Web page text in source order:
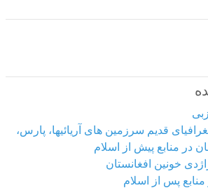
قدیم سرزمین های آریائیها، پارس،
در منابع پیش از اسلام
خونین افغانستان
پس از اسلام